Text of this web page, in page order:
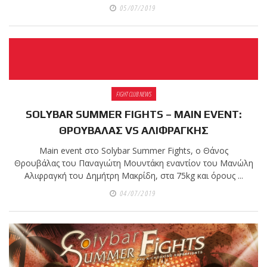
17 Ιουλίου
Ο
Αναστάσης
Θεοφάνους
αγωνίζεται
στο MTGP
Greece στη Ρόδο στις 25
05/07/2019
FIGHT CLUB NEWS
SOLYBAR SUMMER FIGHTS – MAIN EVENT:
ΘΡΟΥΒΑΛΑΣ VS ΑΛΙΦΡΑΓΚΗΣ
Main event στο Solybar Summer Fights, o Θάνος
Θρουβάλας του Παναγιώτη Μουντάκη εναντίον του Μανώλη
Αλιφραγκή του Δημήτρη Μακρίδη, στα 75kg και όρους ...
04/07/2019